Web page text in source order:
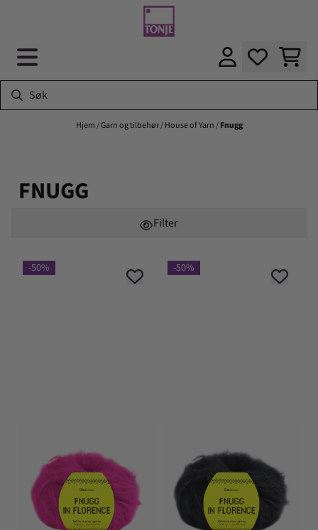
Hjem/Garn og tilbehør/House of Yarn/Fnugg
FNUGG
Filter
-50% -50%